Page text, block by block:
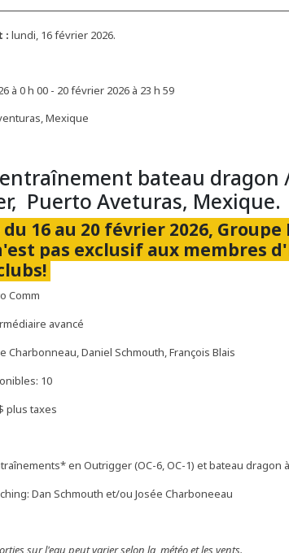
: lundi, 16 février 2026.
à 0 h 00 - 20 février 2026 à 23 h 59
Mexique
bateau dragon
Puerto Aveturas, Mexique.
16 au 20 février 2026, Groupe
pas exclusif aux membres
Comm
avancé
Charbonneau, Daniel Schmouth, François Blais
10
plus taxes
en Outrigger (OC-6, OC-1) et bateau dragon
Dan Schmouth et/ou Josée Charboneeau
sur l'eau peut varier selon la météo et les vents.